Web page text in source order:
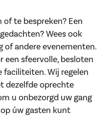
te bespreken? Een
Wees ook
of andere evenementen.
een sfeervolle, besloten
faciliteiten. Wij regelen
dezelfde oprechte
u onbezorgd uw gang
úw gasten kunt